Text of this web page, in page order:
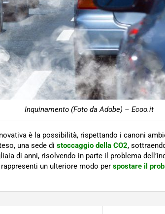
Inquinamento (Foto da Adobe) – Ecoo.it
è la possibilità, rispettando i canoni
una sede di stoccaggio della CO2,
di anni, risolvendo in parte il problema
un ulteriore modo per spostare il